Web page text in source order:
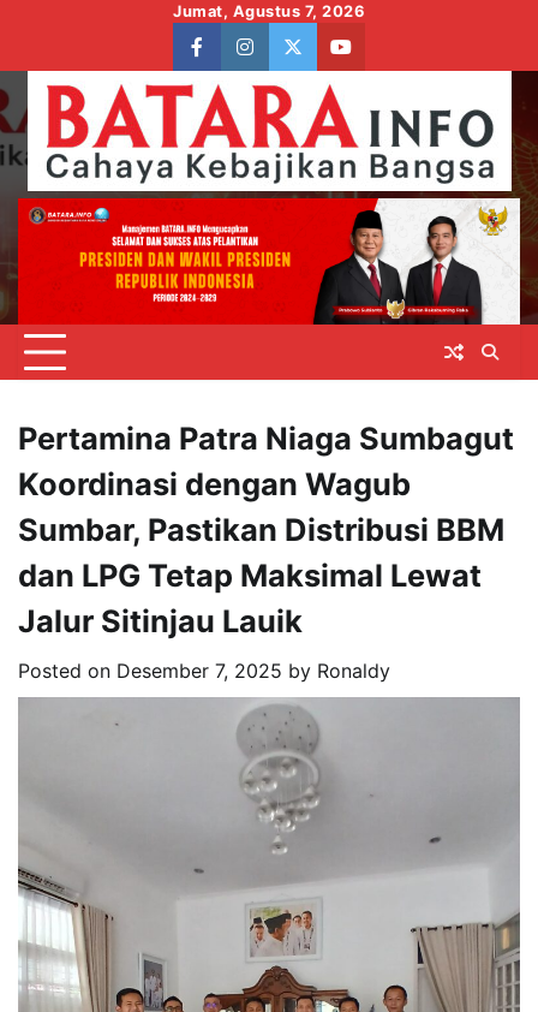
content
Jumat, Agustus 7, 2026
facebookinstagram
twitteryoutube
Pertamina Patra Niaga Sumbagut
Koordinasi dengan Wagub
Sumbar, Pastikan Distribusi BBM
dan LPG Tetap Maksimal Lewat
Jalur Sitinjau Lauik
Posted on Desember 7, 2025 by Ronaldy